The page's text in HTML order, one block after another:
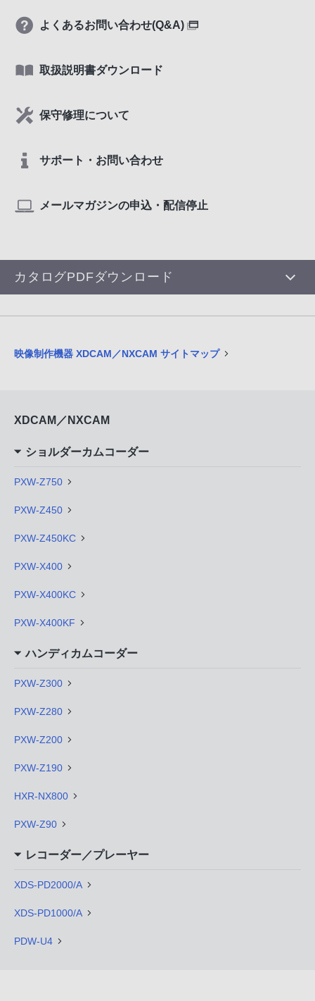
よくあるお問い合わせ(Q&A)
取扱説明書ダウンロード
保守修理について
サポート・お問い合わせ
メールマガジンの申込・配信停止
カタログPDFダウンロード
映像制作機器 XDCAM／NXCAM サイトマップ
XDCAM／NXCAM
ショルダーカムコーダー
PXW-Z750
PXW-Z450
PXW-Z450KC
PXW-X400
PXW-X400KC
PXW-X400KF
ハンディカムコーダー
PXW-Z300
PXW-Z280
PXW-Z200
PXW-Z190
HXR-NX800
PXW-Z90
レコーダー／プレーヤー
XDS-PD2000/A
XDS-PD1000/A
PDW-U4